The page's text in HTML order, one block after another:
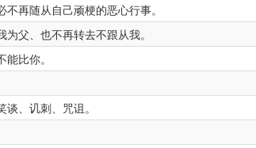
再随从自己顽梗的恶心行事。
父、也不再转去不跟从我。
比你。
、讥刺、咒诅。